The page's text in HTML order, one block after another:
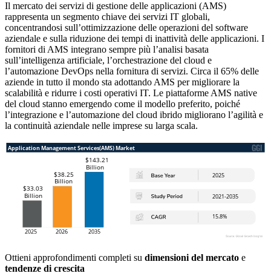
Il mercato dei servizi di gestione delle applicazioni (AMS)
rappresenta un segmento chiave dei servizi IT globali,
concentrandosi sull’ottimizzazione delle operazioni del software
aziendale e sulla riduzione dei tempi di inattività delle applicazioni. I
fornitori di AMS integrano sempre più l’analisi basata
sull’intelligenza artificiale, l’orchestrazione del cloud e
l’automazione DevOps nella fornitura di servizi. Circa il 65% delle
aziende in tutto il mondo sta adottando AMS per migliorare la
scalabilità e ridurre i costi operativi IT. Le piattaforme AMS native
del cloud stanno emergendo come il modello preferito, poiché
l’integrazione e l’automazione del cloud ibrido migliorano l’agilità e
la continuità aziendale nelle imprese su larga scala.
Ottieni approfondimenti completi su dimensioni del mercato e
tendenze di crescita